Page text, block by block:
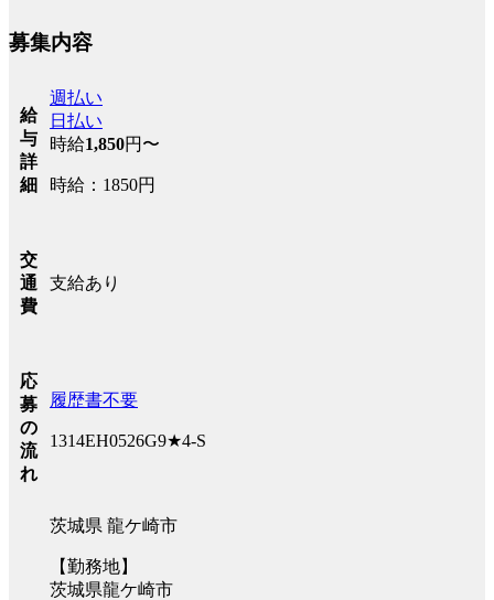
募集内容
給
与
詳
細
週払い
日払い
時給1,850円〜
時給：1850円
交
通
費
支給あり
応
募
の
流
れ
履歴書不要
1314EH0526G9★4-S
茨城県 龍ケ崎市
【勤務地】
茨城県龍ケ崎市